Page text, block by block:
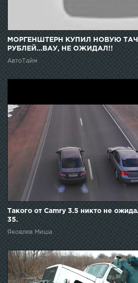
МОРГЕНШТЕРН КУПИЛ НОВУЮ
РУБЛЕЙ...ВАУ, НЕ ОЖИДАЛ!!
АвтоТайм
Такого от Camry 3.5 никто не
35.
Яковлев Миша